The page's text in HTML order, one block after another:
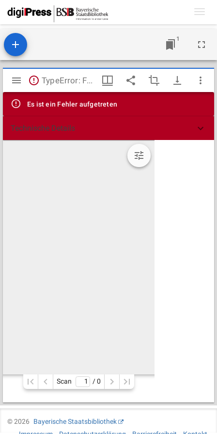
1
Mirador
Viewer
TypeError: Failed to fetch
Es ist ein Fehler aufgetreten
Technische Details
Scan / 0
©2026
Bayerische Staatsbibliothek